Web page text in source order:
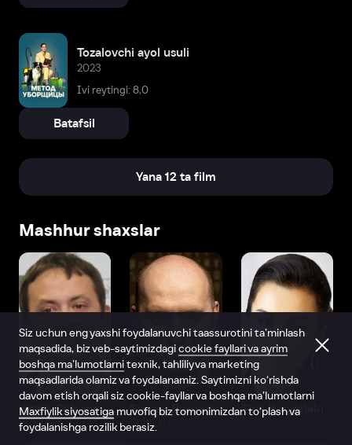
Tozalovchi ayol usuli
2023
Ivi reytingi: 8,0
Batafsil
Yana 12 ta film
Mashhur shaxslar
Vitaliy Shlyappo
Produser
Sergey Burunov
Dublyaj aktyori
Tina Kandelaki
Siz uchun eng yaxshi foydalanuvchi taassurotini ta’minlash
maqsadida, biz veb-saytimizdagicookie fayllari va ayrim
boshqa ma’lumotlarnitexnik, tahliliy va marketing
maqsadlarida olamiz va foydalanamiz. Saytimizni ko‘rishda
davom etish orqali siz cookie-fayllar va boshqa ma’lumotlarni
Maxfiylik siyosatiga muvofiq biz tomonimizdan to‘plash va
foydalanishga rozilik berasiz.